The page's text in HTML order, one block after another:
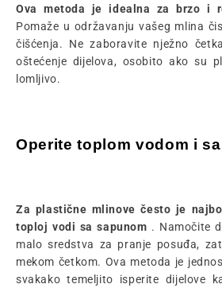
Ova metoda je idealna za brzo i
Pomaže u održavanju vašeg mlina
čišćenja. Ne zaboravite nježno
oštećenje dijelova, osobito ako su
lomljivo.
Operite toplom vodom i
Za plastične mlinove često je
toploj vodi sa sapunom . Namočite
malo sredstva za pranje posuđa,
mekom četkom. Ova metoda je
svakako temeljito isperite dijelove